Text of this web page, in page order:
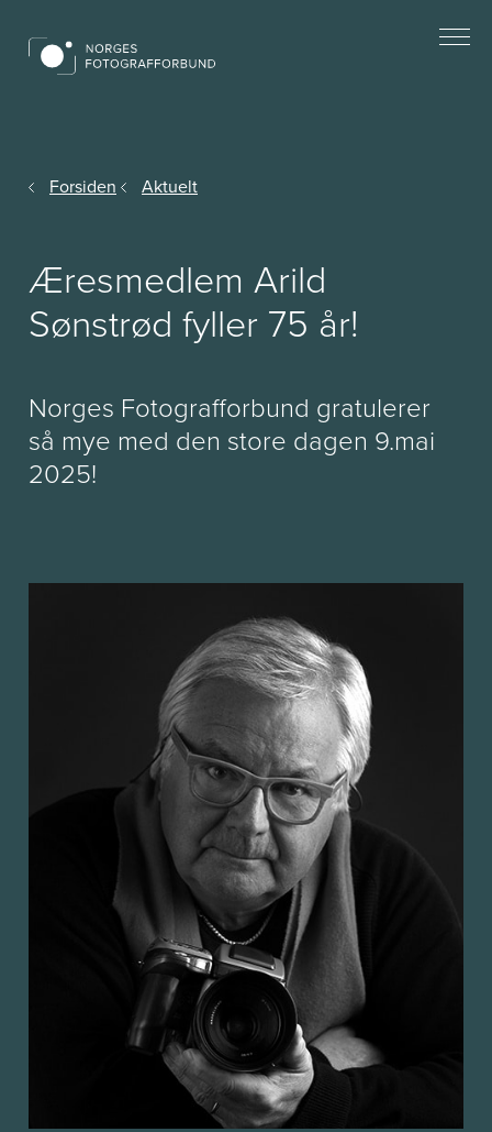
Forsiden Aktuelt
Æresmedlem Arild
Sønstrød fyller 75 år!
Norges Fotografforbund gratulerer
så mye med den store dagen 9.mai
2025!